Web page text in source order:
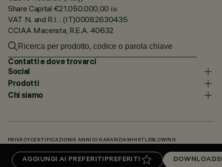
AGGIUNGI AI PREFERITI PREFERITI DOWNLOADS
Share Capital €21.050.000,00 i.v.
VAT N. and R.I. : (IT)00082630435
CCIAA Macerata, R.E.A. 40632
Contatti e dove trovarci
Social
Prodotti
Chi siamo
PRIVACY CERTIFICAZIONI 5 ANNI DI GARANZIAWHISTLEBLOWING
KNOWLEDGE BASE (LOGIN NECESSARIO)DOWNLOADS